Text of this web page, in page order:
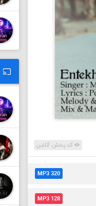
کد پخش آنلاین
MP3 320
MP3 128